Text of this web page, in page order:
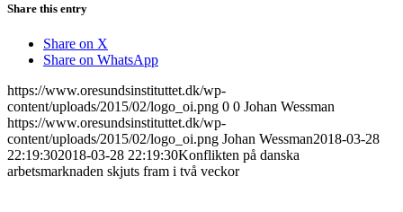
Share this entry
Share on X
Share on WhatsApp
https://www.oresundsinstituttet.dk/wp-
content/uploads/2015/02/logo_oi.png 0 0 Johan Wessman
https://www.oresundsinstituttet.dk/wp-
content/uploads/2015/02/logo_oi.png Johan Wessman2018-03-28
22:19:302018-03-28 22:19:30Konflikten på danska
arbetsmarknaden skjuts fram i två veckor